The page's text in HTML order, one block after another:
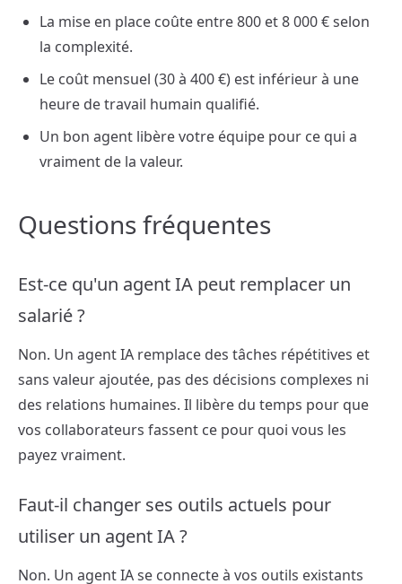
La mise en place coûte entre 800 et 8 000 € selon
la complexité.
Le coût mensuel (30 à 400 €) est inférieur à une
heure de travail humain qualifié.
Un bon agent libère votre équipe pour ce qui a
vraiment de la valeur.
Questions fréquentes
Est-ce qu'un agent IA peut remplacer un
salarié ?
Non. Un agent IA remplace des tâches répétitives et
sans valeur ajoutée, pas des décisions complexes ni
des relations humaines. Il libère du temps pour que
vos collaborateurs fassent ce pour quoi vous les
payez vraiment.
Faut-il changer ses outils actuels pour
utiliser un agent IA ?
Non. Un agent IA se connecte à vos outils existants